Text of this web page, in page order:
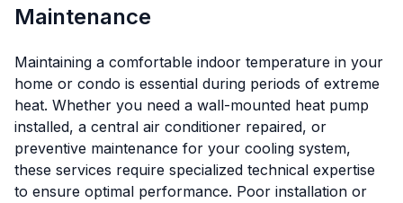
Maintenance
Maintaining a comfortable indoor temperature in your
home or condo is essential during periods of extreme
heat. Whether you need a wall-mounted heat pump
installed, a central air conditioner repaired, or
preventive maintenance for your cooling system,
these services require specialized technical expertise
to ensure optimal performance. Poor installation or